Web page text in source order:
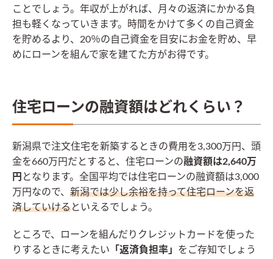
ことでしょう。年収が上がれば、月々の返済にかかる負
担も軽くなっていきます。時間をかけて多くの自己資金
を貯めるより、20％の自己資金を目安にお金を貯め、早
めにローンを組んで家を建てた方がお得です。
住宅ローンの融資額はどれくらい？
新潟県で注文住宅を新築するときの費用を3,300万円、頭
金を660万円だとすると、住宅ローンの融資額は2,640万
円 となります。全国平均では住宅ローンの融資額は3,000
万円なので、 新潟では少し余裕を持って住宅ローンを返
済していけるといえるでしょう。
ところで、ローンを組んだりクレジットカードを使った
りするときに考えたい 「返済負担率」 をご存知でしょう